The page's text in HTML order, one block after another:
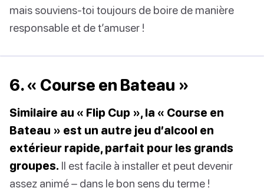
mais souviens-toi toujours de boire de manière
responsable et de t’amuser !
6. « Course en Bateau »
Similaire au « Flip Cup », la « Course en
Bateau » est un autre jeu d’alcool en
extérieur rapide, parfait pour les grands
groupes. Il est facile à installer et peut devenir
assez animé – dans le bon sens du terme !